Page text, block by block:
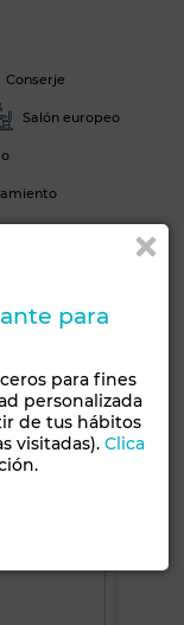
Conserje
Salón europeo
para
para fines
personalizada
de tus hábitos
visitadas). Clica